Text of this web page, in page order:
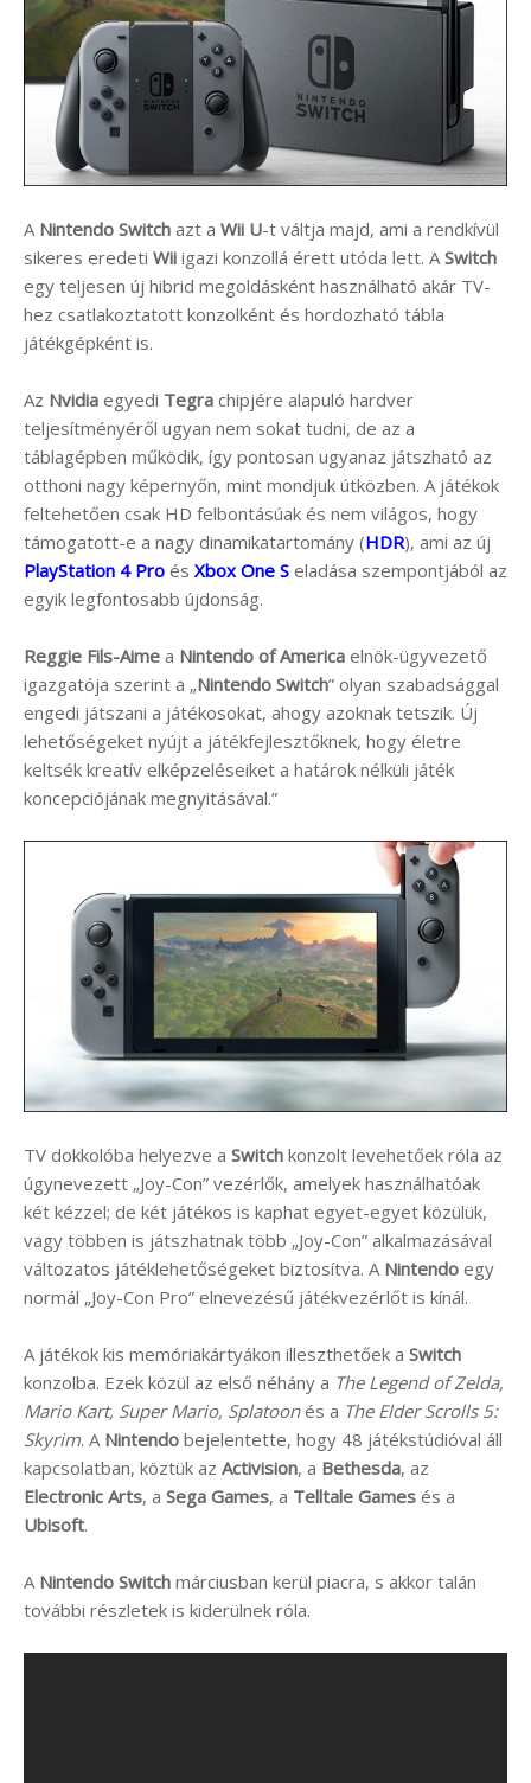
A Nintendo Switch azt a Wii U-t váltja majd, ami a rendkívül
sikeres eredeti Wii igazi konzollá érett utóda lett. ASwitch
egy teljesen új hibrid megoldásként használható akár TV-
hez csatlakoztatott konzolként és hordozható tábla
játékgépként is.
Az Nvidia egyedi Tegra chipjére alapuló hardver
teljesítményéről ugyan nem sokat tudni, de az a
táblagépben működik, így pontosan ugyanaz játszható az
otthoni nagy képernyőn, mint mondjuk útközben. A játékok
feltehetően csak HD felbontásúak és nem világos, hogy
támogatott-e a nagy dinamikatartomány (HDR), ami az új
PlayStation 4 Pro és Xbox One S eladása szempontjából az
egyik legfontosabb újdonság.
Reggie Fils-Aime a Nintendo of America elnök-ügyvezető
igazgatója szerint a „Nintendo Switch” olyan szabadsággal
engedi játszani a játékosokat, ahogy azoknak tetszik. Új
lehetőségeket nyújt a játékfejlesztőknek, hogy életre
keltsék kreatív elképzeléseiket a határok nélküli játék
koncepciójának megnyitásával.”
TV dokkolóba helyezve a Switch konzolt levehetőek róla az
úgynevezett „Joy-Con” vezérlők, amelyek használhatóak
két kézzel; de két játékos is kaphat egyet-egyet közülük,
vagy többen is játszhatnak több „Joy-Con” alkalmazásával
változatos játéklehetőségeket biztosítva. A Nintendo egy
normál „Joy-Con Pro” elnevezésű játékvezérlőt is kínál.
A játékok kis memóriakártyákon illeszthetőek a Switch
konzolba. Ezek közül az első néhány a The Legend of Zelda,
Mario Kart, Super Mario, Splatoonés a The Elder Scrolls 5:
Skyrim. A Nintendo bejelentette, hogy 48 játékstúdióval áll
kapcsolatban, köztük az Activision, a Bethesda, az
Electronic Arts, a Sega Games, a Telltale Games és a
Ubisoft.
A Nintendo Switch márciusban kerül piacra, s akkor talán
további részletek is kiderülnek róla.